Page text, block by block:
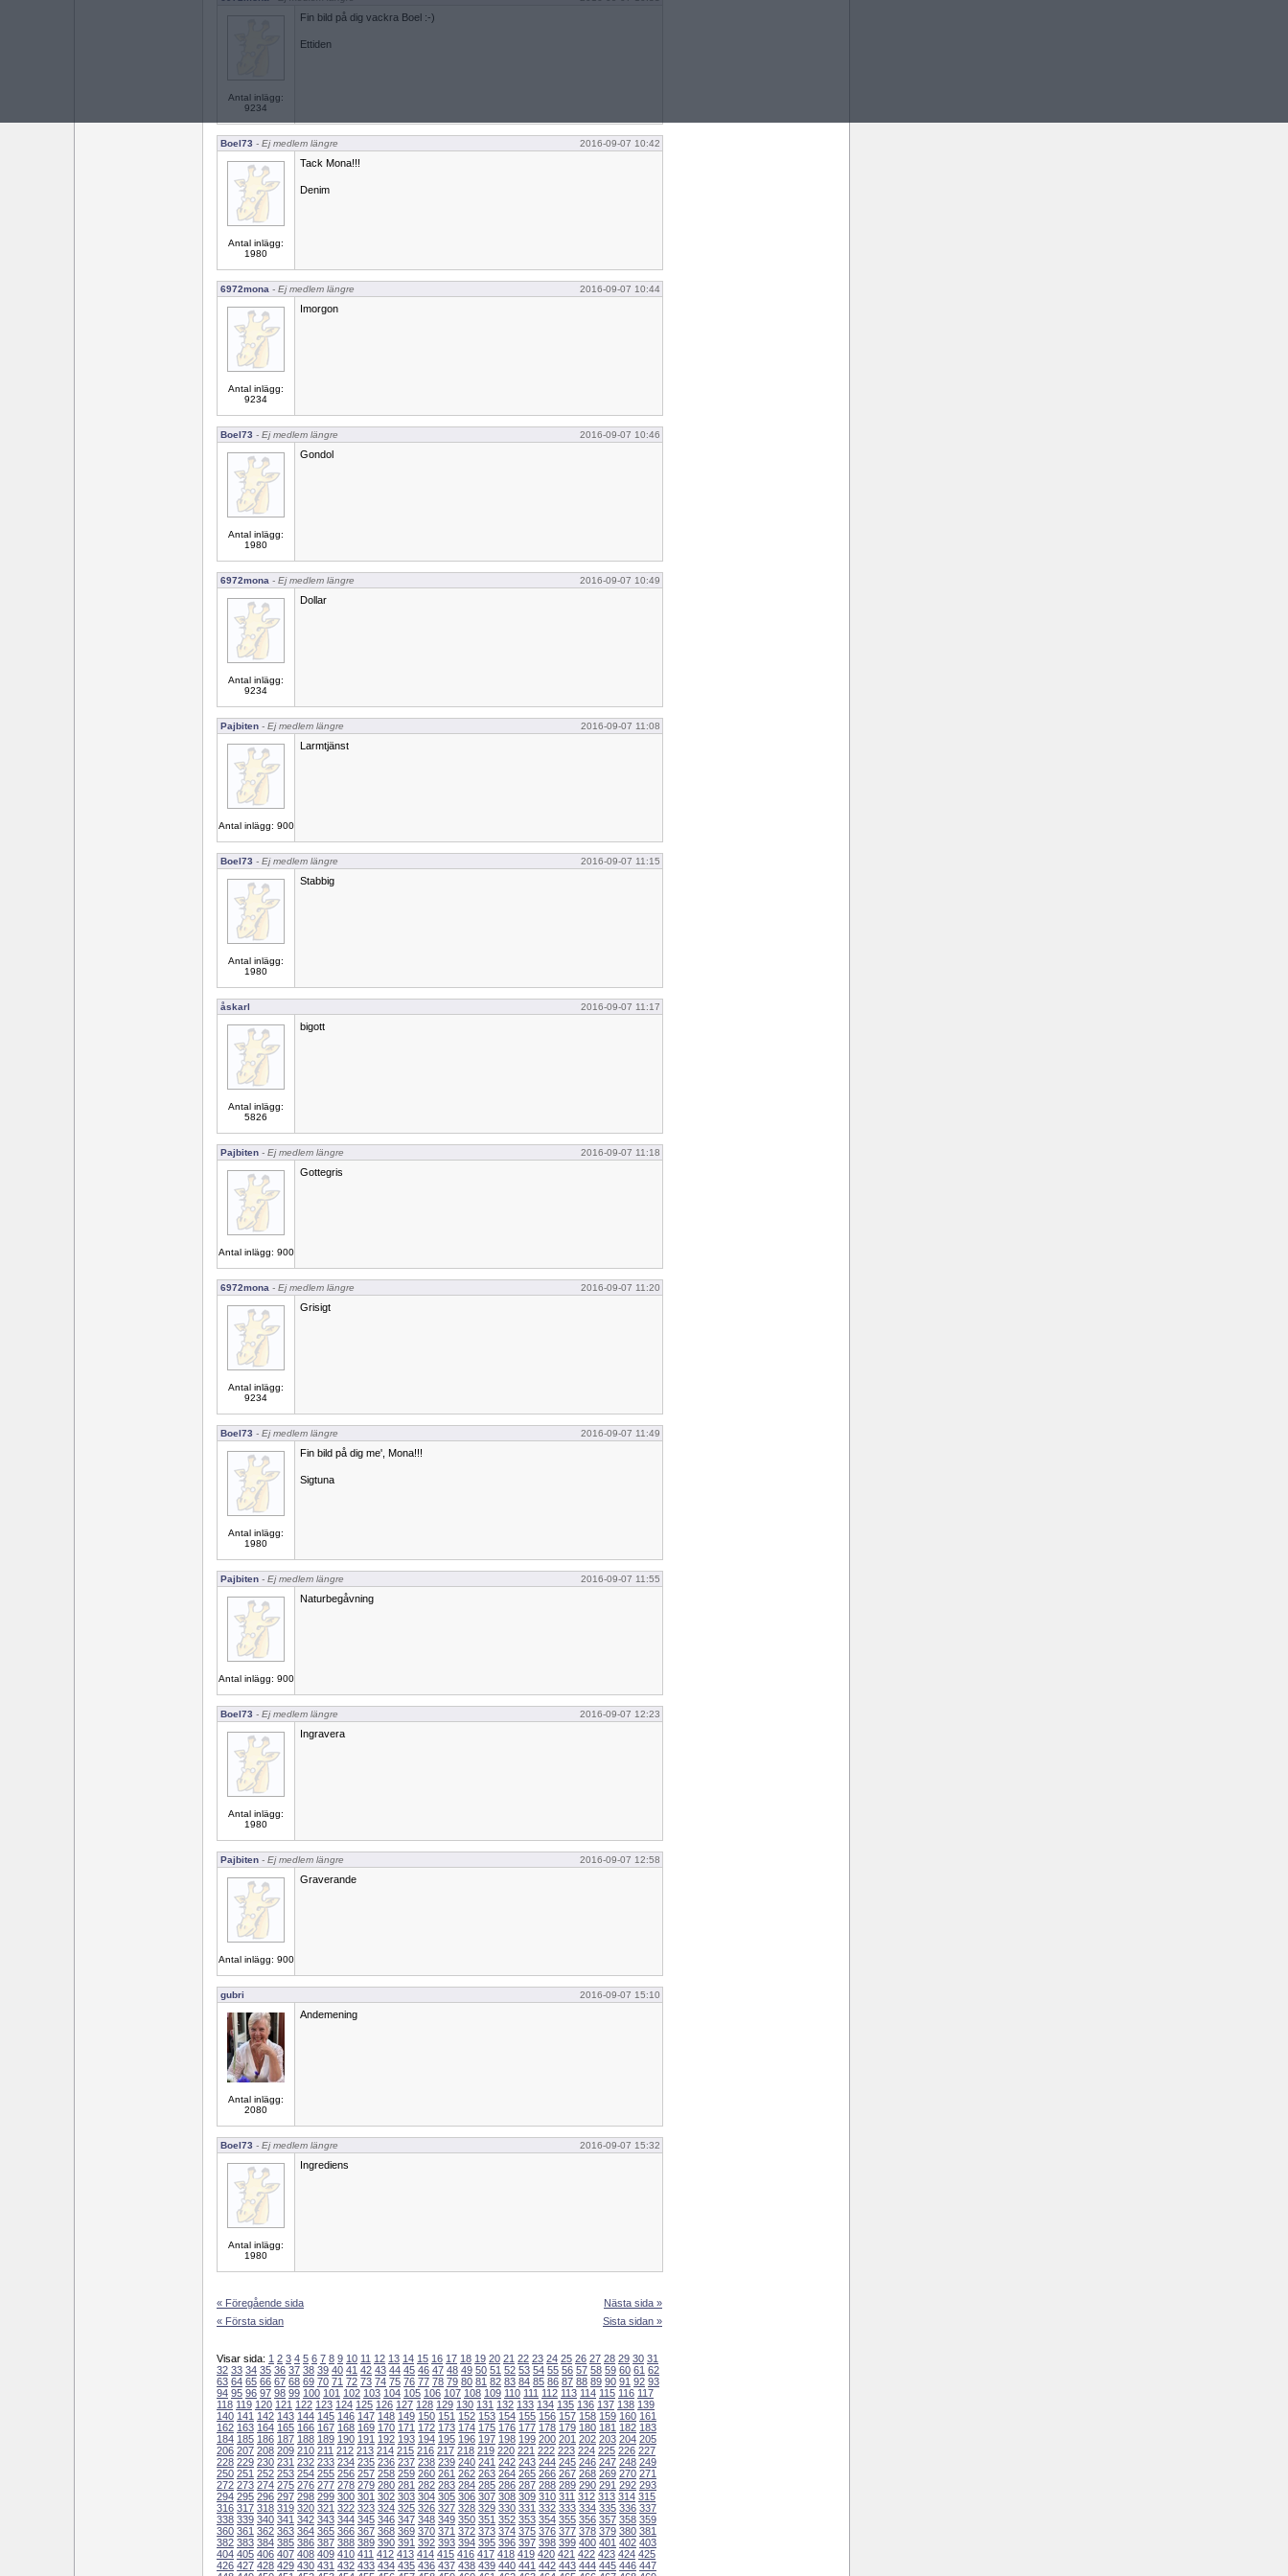
Antal inlägg:
9234
Fin bild på dig vackra Boel :-)
Ettiden
Boel73 - Ej medlem längre 2016-09-07 10:42
Antal inlägg:
1980
Tack Mona!!!
Denim
6972mona - Ej medlem längre 2016-09-07 10:44
Antal inlägg:
9234
Imorgon
Boel73 - Ej medlem längre 2016-09-07 10:46
Antal inlägg:
1980
Gondol
6972mona - Ej medlem längre 2016-09-07 10:49
Antal inlägg:
9234
Dollar
Pajbiten - Ej medlem längre 2016-09-07 11:08
Antal inlägg: 900
Larmtjänst
Boel73 - Ej medlem längre 2016-09-07 11:15
Antal inlägg:
1980
Stabbig
åskarl 2016-09-07 11:17
Antal inlägg:
5826
bigott
Pajbiten - Ej medlem längre 2016-09-07 11:18
Antal inlägg: 900
Gottegris
6972mona - Ej medlem längre 2016-09-07 11:20
Antal inlägg:
9234
Grisigt
Boel73 - Ej medlem längre 2016-09-07 11:49
Antal inlägg:
1980
Fin bild på dig me', Mona!!!
Sigtuna
Pajbiten - Ej medlem längre 2016-09-07 11:55
Antal inlägg: 900
Naturbegåvning
Boel73 - Ej medlem längre 2016-09-07 12:23
Antal inlägg:
1980
Ingravera
Pajbiten - Ej medlem längre 2016-09-07 12:58
Antal inlägg: 900
Graverande
gubri 2016-09-07 15:10
Antal inlägg:
2080
Andemening
Boel73 - Ej medlem längre 2016-09-07 15:32
Antal inlägg:
1980
Ingrediens
« Föregående sida
« Första sidan
Nästa sida »
Sista sidan »
Visar sida: 1 2 3 4 5 6 7 8 9 10 11 12 13 14 15 16 17 18 19 20 21 22 23 24 25 26 27 28 29 30 31
32 33 34 35 36 37 38 39 40 41 42 43 44 45 46 47 48 49 50 51 52 53 54 55 56 57 58 59 60 61 62
63 64 65 66 67 68 69 70 71 72 73 74 75 76 77 78 79 80 81 82 83 84 85 86 87 88 89 90 91 92 93
94 95 96 97 98 99 100 101 102 103 104 105 106 107 108 109 110 111 112 113 114 115 116 117
118 119 120 121 122 123 124 125 126 127 128 129 130 131 132 133 134 135 136 137 138 139
140 141 142 143 144 145 146 147 148 149 150 151 152 153 154 155 156 157 158 159 160 161
162 163 164 165 166 167 168 169 170 171 172 173 174 175 176 177 178 179 180 181 182 183
184 185 186 187 188 189 190 191 192 193 194 195 196 197 198 199 200 201 202 203 204 205
206 207 208 209 210 211 212 213 214 215 216 217 218 219 220 221 222 223 224 225 226 227
228 229 230 231 232 233 234 235 236 237 238 239 240 241 242 243 244 245 246 247 248 249
250 251 252 253 254 255 256 257 258 259 260 261 262 263 264 265 266 267 268 269 270 271
272 273 274 275 276 277 278 279 280 281 282 283 284 285 286 287 288 289 290 291 292 293
294 295 296 297 298 299 300 301 302 303 304 305 306 307 308 309 310 311 312 313 314 315
316 317 318 319 320 321 322 323 324 325 326 327 328 329 330 331 332 333 334 335 336 337
338 339 340 341 342 343 344 345 346 347 348 349 350 351 352 353 354 355 356 357 358 359
360 361 362 363 364 365 366 367 368 369 370 371 372 373 374 375 376 377 378 379 380 381
382 383 384 385 386 387 388 389 390 391 392 393 394 395 396 397 398 399 400 401 402 403
404 405 406 407 408 409 410 411 412 413 414 415 416 417 418 419 420 421 422 423 424 425
426 427 428 429 430 431 432 433 434 435 436 437 438 439 440 441 442 443 444 445 446 447